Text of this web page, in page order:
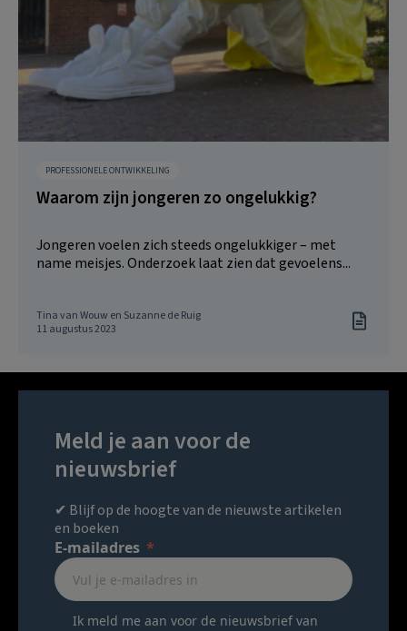
PROFESSIONELE ONTWIKKELING
Waarom zijn jongeren zo ongelukkig?
Jongeren voelen zich steeds ongelukkiger – met
name meisjes. Onderzoek laat zien dat gevoelens...
Tina van Wouw en Suzanne de Ruig
11 augustus 2023
Meld je aan voor de
nieuwsbrief
✔ Blijf op de hoogte van de nieuwste artikelen
en boeken
E-mailadres
Ik meld me aan voor de nieuwsbrief van